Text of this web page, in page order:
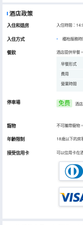
酒店政策
入住和退房 入住時間：
入住方式 櫃枱服務時
餐飲 酒店提供早餐。
早餐形式
費用
營業時間
停車場 免费 酒
寵物 不可攜帶寵物。
年齡限制 18歲以下的房
接受信用卡 可以信用卡在